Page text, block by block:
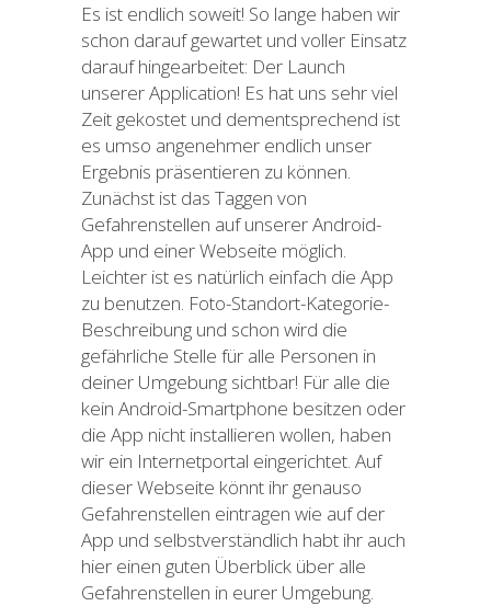
Es ist endlich soweit! So lange haben wir
schon darauf gewartet und voller Einsatz
darauf hingearbeitet: Der Launch
unserer Application! Es hat uns sehr viel
Zeit gekostet und dementsprechend ist
es umso angenehmer endlich unser
Ergebnis präsentieren zu können.
Zunächst ist das Taggen von
Gefahrenstellen auf unserer Android-
App und einer Webseite möglich.
Leichter ist es natürlich einfach die App
zu benutzen. Foto-Standort-Kategorie-
Beschreibung und schon wird die
gefährliche Stelle für alle Personen in
deiner Umgebung sichtbar! Für alle die
kein Android-Smartphone besitzen oder
die App nicht installieren wollen, haben
wir ein Internetportal eingerichtet. Auf
dieser Webseite könnt ihr genauso
Gefahrenstellen eintragen wie auf der
App und selbstverständlich habt ihr auch
hier einen guten Überblick über alle
Gefahrenstellen in eurer Umgebung.